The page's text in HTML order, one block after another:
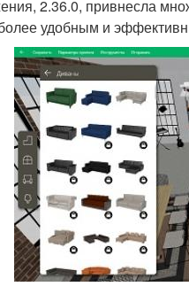
2.36.0, привнесла
удобным и